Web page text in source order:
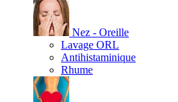
Nez - Oreille
Lavage ORL
Antihistaminique
Rhume